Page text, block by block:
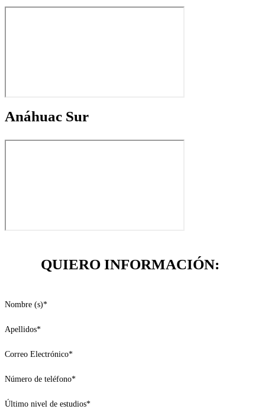
Anáhuac Sur
QUIERO INFORMACIÓN:
Nombre (s)*
Apellidos*
Correo Electrónico*
Número de teléfono*
Último nivel de estudios*